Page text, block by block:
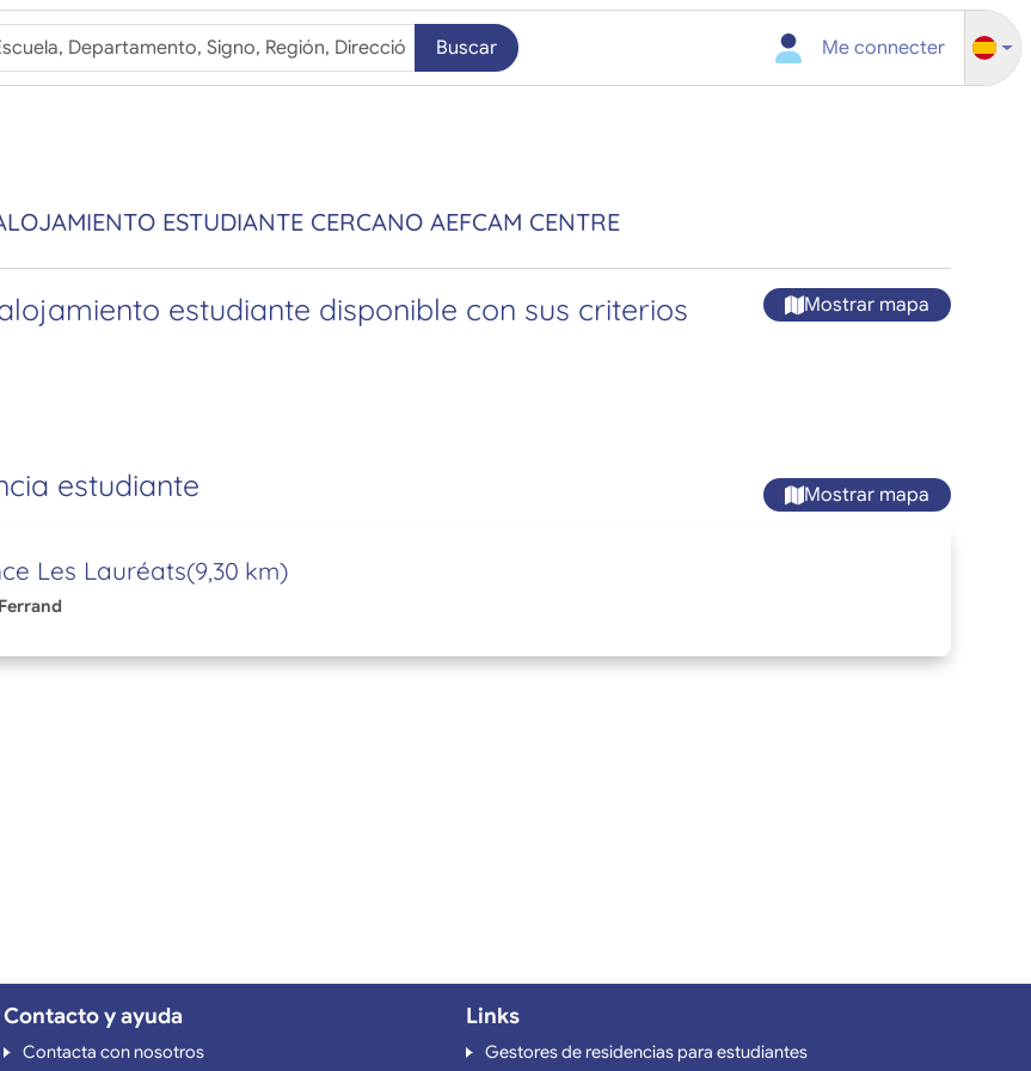
Buscar Me connecter
ESTUDIANTE CERCANO AEFCAM CENTRE
estudiante disponible con sus criterios Mostrar mapa
estudiante Mostrar mapa
Les Lauréats(9,30 km)
Contacto y ayuda
Contacta con nosotros
Links
Gestores de residencias para estudiantes